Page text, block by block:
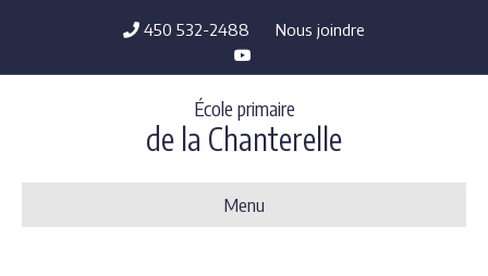
450 532-2488
Nous joindre
Y
o
u
u
e
École primaire
de la Chanterelle
Menu